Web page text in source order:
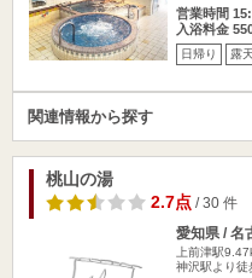
営業時間
入浴料金
日帰り 露
関連情報から探す
桃山の湯
2.7点/ 30 件
愛知県 / 名
上前津駅
神沢駅より徒